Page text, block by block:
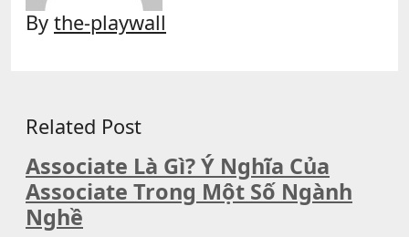
By the-playwall
Related Post
Associate Là Gì? Ý Nghĩa Của
Associate Trong Một Số Ngành
Nghề